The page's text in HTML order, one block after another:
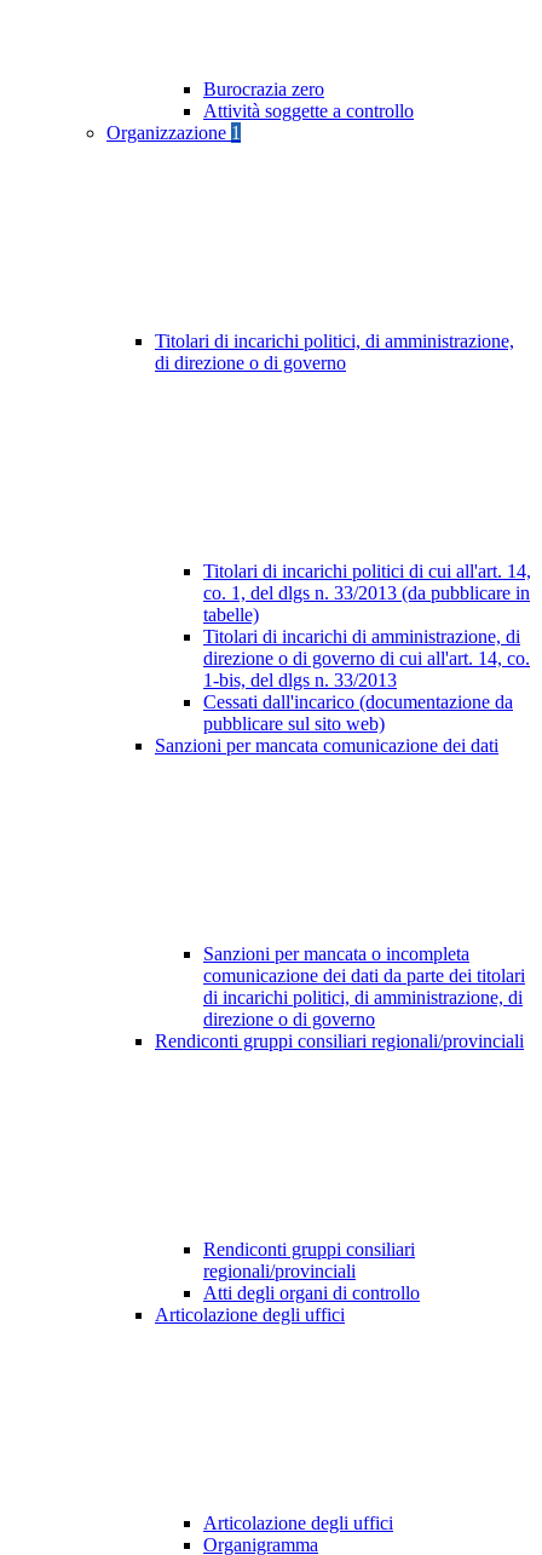
Burocrazia zero
Attività soggette a controllo
Organizzazione 1
Titolari di incarichi politici, di amministrazione,
di direzione o di governo
Titolari di incarichi politici di cui all'art. 14,
co. 1, del dlgs n. 33/2013 (da pubblicare in
tabelle)
Titolari di incarichi di amministrazione, di
direzione o di governo di cui all'art. 14, co.
1-bis, del dlgs n. 33/2013
Cessati dall'incarico (documentazione da
pubblicare sul sito web)
Sanzioni per mancata comunicazione dei dati
Sanzioni per mancata o incompleta
comunicazione dei dati da parte dei titolari
di incarichi politici, di amministrazione, di
direzione o di governo
Rendiconti gruppi consiliari regionali/provinciali
Rendiconti gruppi consiliari
regionali/provinciali
Atti degli organi di controllo
Articolazione degli uffici
Articolazione degli uffici
Organigramma